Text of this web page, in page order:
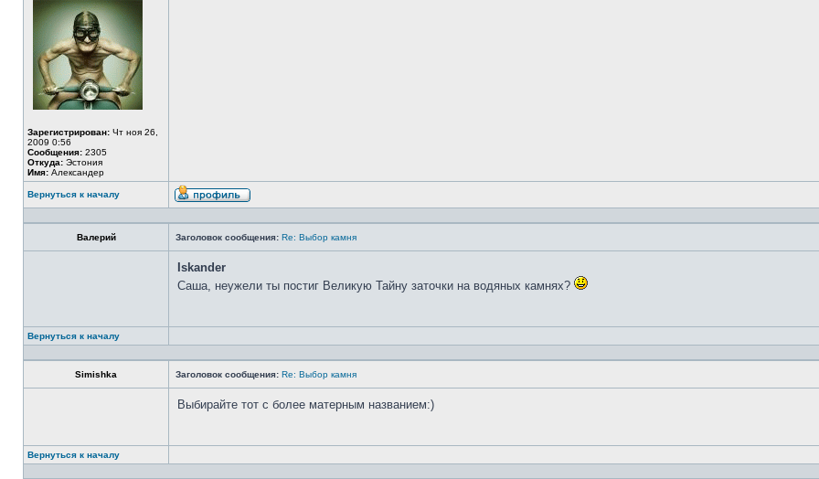
Зарегистрирован: Чт ноя 26,
2009 0:56
Сообщения: 2305
Откуда: Эстония
Имя: Александер
Вернуться к началу
Валерий Заголовок сообщения: Re: Выбор камня
Iskander
Саша, неужели ты постиг Великую Тайну заточки на водяных камнях?
Вернуться к началу
Simishka Заголовок сообщения: Re: Выбор камня
Выбирайте тот с более матерным названием:)
Вернуться к началу